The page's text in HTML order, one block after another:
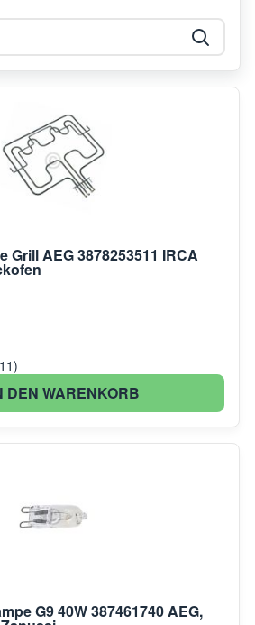
Grill AEG 3878253511 IRCA
DEN WARENKORB
G9 40W 387461740 AEG,